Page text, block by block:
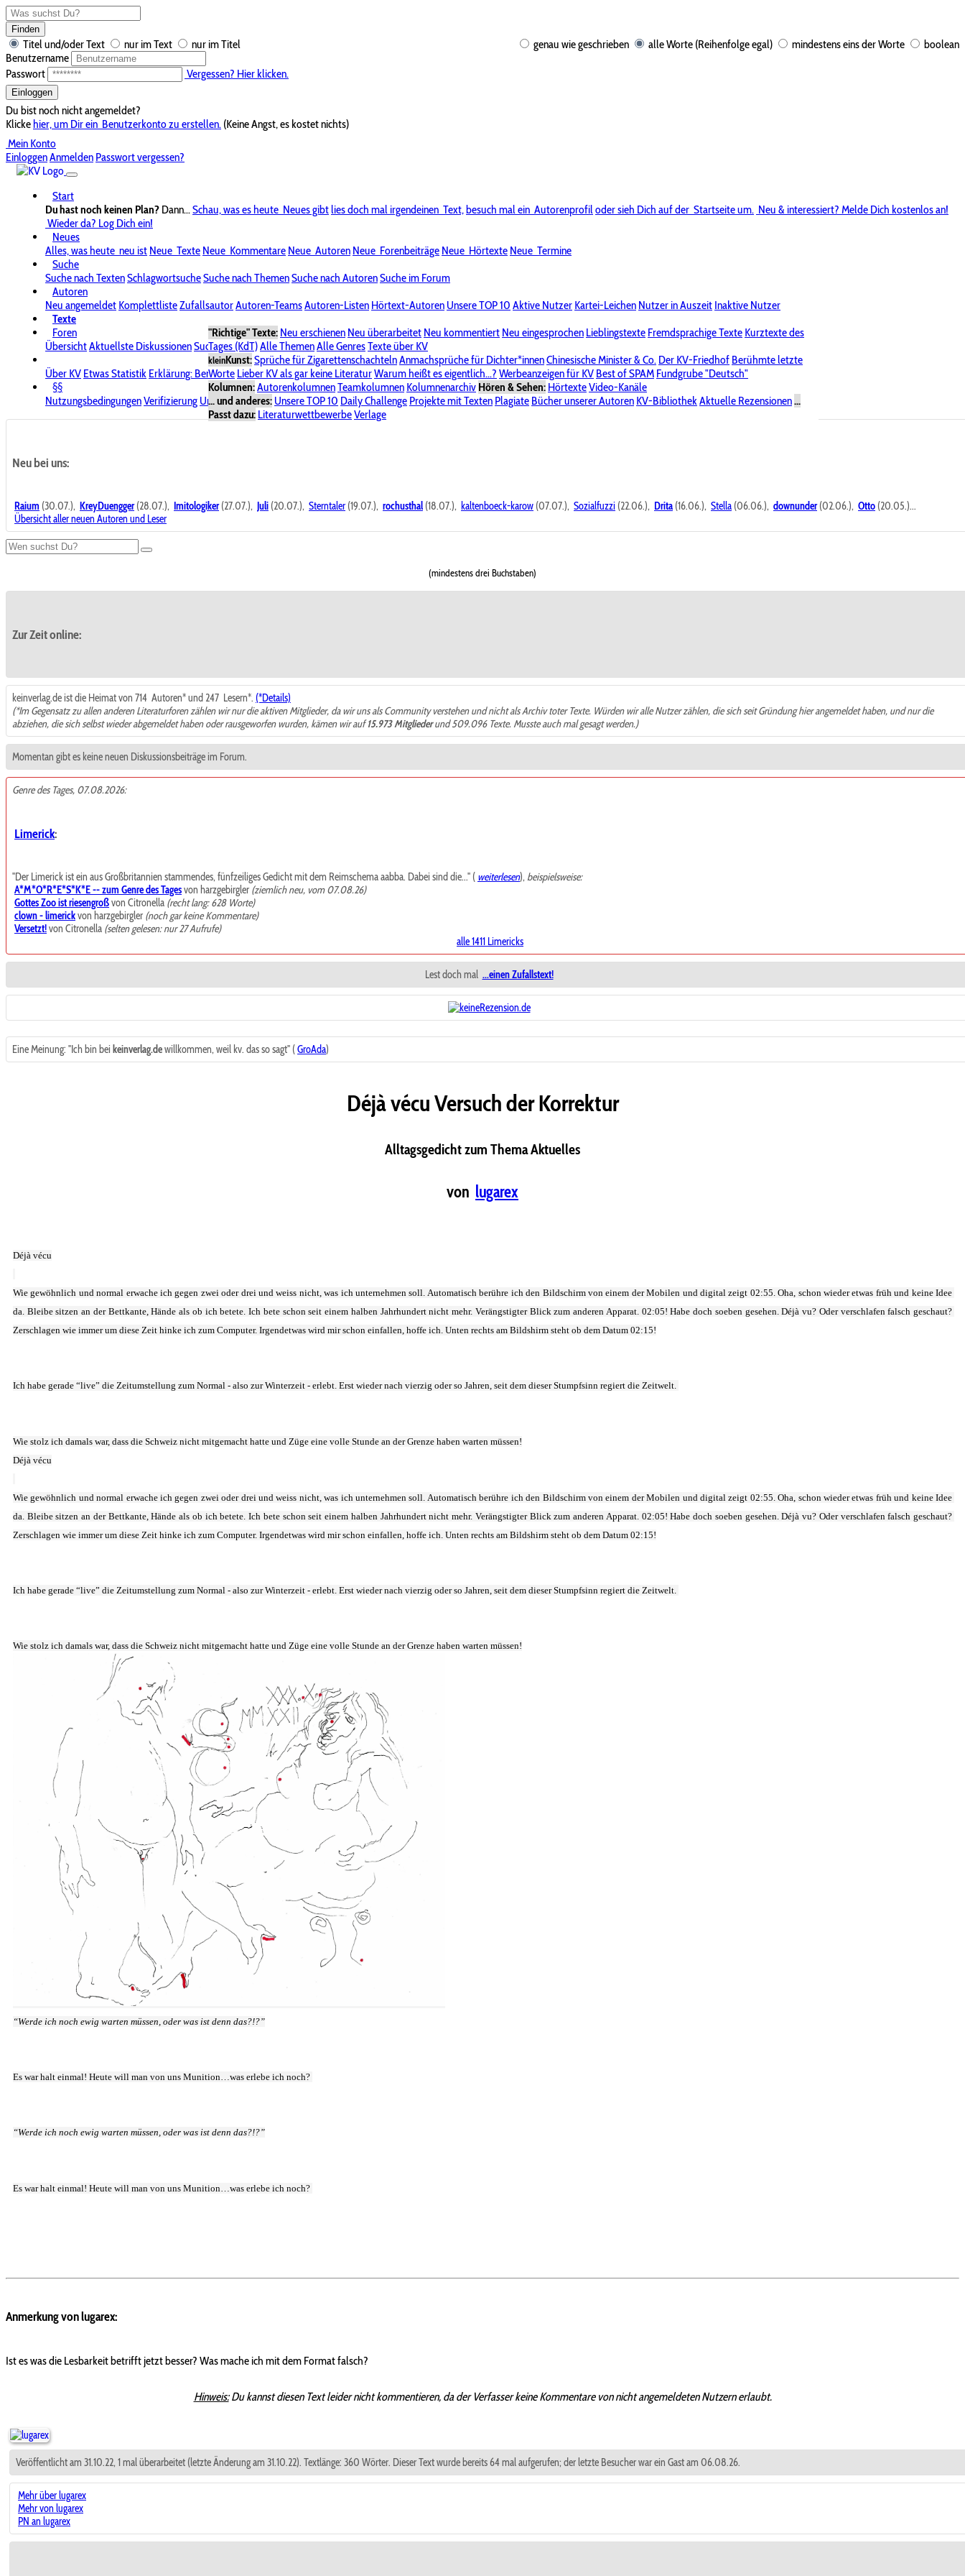
Finden
genau wie geschrieben alle Worte (Reihenfolge egal) mindestens eins der Worte boolean
Titel und/oder Text nur im Text
nur im Titel
Benutzername
Passwort
Vergessen? Hier klicken.
Einloggen
Du bist noch nicht angemeldet?
Klickehier, um Dir ein Benutzerkonto zu erstellen. (Keine Angst, es kostet nichts)
Mein Konto
EinloggenAnmelden Passwort vergessen?
Start
Du hast noch keinen Plan? Dann...Schau, was es heute Neues gibtlies doch mal irgendeinen Text,besuch mal ein Autorenprofiloder sieh Dich auf der Startseite um. Neu & interessiert? Melde Dich kostenlos an!
Wieder da? Log Dich ein!
Neues
Alles, was heute neu ist Neue Texte Neue Kommentare Neue Autoren Neue Forenbeiträge Neue Hörtexte Neue Termine
Suche
Suche nach TextenSchlagwortsucheSuche nach ThemenSuche nach AutorenSuche im Forum
Autoren
Neu angemeldet KomplettlisteZufallsautorAutoren-TeamsAutoren-Listen Hörtext-Autoren Unsere TOP 10 Aktive Nutzer Kartei-Leichen Nutzer in Auszeit Inaktive Nutzer
Texte
"Richtige" Texte: Neu erschienen Neu überarbeitet Neu kommentiert Neu eingesprochen Lieblingstexte Fremdsprachige Texte Kurztexte des
Tages (KdT)Alle ThemenAlle GenresTexte über KV
kleinKunst:Sprüche für ZigarettenschachtelnAnmachsprüche für Dichter*innenChinesische Minister & Co. Der KV-Friedhof Berühmte letzte
Worte Lieber KV als gar keine LiteraturWarum heißt es eigentlich...? Werbeanzeigen für KV Best of SPAM Fundgrube "Deutsch"
Kolumnen:AutorenkolumnenTeamkolumnen Kolumnenarchiv Hören & Sehen: HörtexteVideo-Kanäle
... und anderes: Unsere TOP 10 Daily Challenge Projekte mit Texten Plagiate Bücher unserer Autoren KV-BibliothekAktuelle Rezensionen...
Passt dazu: LiteraturwettbewerbeVerlage
Foren
ÜbersichtAktuellste DiskussionenSuche im ForumBereich "KV-Board"Bereich "Literatur & Schreiberei"
Über KV Etwas Statistik Erklärung: BenutzersymboleSpende für KV Unsere SpenderlisteAlle Wege führen zu KVPasswort vergessen?
§§
NutzungsbedingungenVerifizierung UrheberrechtAvatare & BilderStalkingDatenschutzerklärungImpressum
Neu bei uns:
Raium (30.07.), KreyDuengger(28.07.), Imitologiker(27.07.), Juli (20.07.), Sterntaler (19.07.), rochusthal (18.07.), kaltenboeck-karow (07.07.), Sozialfuzzi (22.06.), Drita (16.06.), Stella (06.06.), downunder(02.06.), Otto (20.05.)...
Übersicht aller neuen Autoren und Leser
(mindestens drei Buchstaben)
Zur Zeit online:
keinverlag.de ist die Heimat von 714 Autoren* und 247 Lesern*. (*Details)
(*Im Gegensatz zu allen anderen Literaturforen zählen wir nur die aktiven Mitglieder, da wir uns als Community verstehen und nicht als Archiv toter Texte. Würden wir alle Nutzer zählen, die sich seit Gründung hier angemeldet haben, und nur die
abziehen, die sich selbst wieder abgemeldet haben oder rausgeworfen wurden, kämen wir auf15.973 Mitgliederund 509.096 Texte. Musste auch mal gesagt werden.)
Momentan gibt es keine neuen Diskussionsbeiträge im Forum.
Genre des Tages, 07.08.2026:
Limerick:
"Der Limerick ist ein aus Großbritannien stammendes, fünfzeiliges Gedicht mit dem Reimschema aabba. Dabei sind die..." ( weiterlesen),beispielsweise:
A*M*O*R*E*S*K*E -- zum Genre des Tagesvon harzgebirgler (ziemlich neu, vom 07.08.26)
Gottes Zoo ist riesengroßvon Citronella (recht lang: 628 Worte)
clown - limerickvon harzgebirgler (noch gar keine Kommentare)
Versetzt!von Citronella (selten gelesen: nur 27 Aufrufe)
alle 1411 Limericks
Lest doch mal ...einen Zufallstext!
Eine Meinung: "Ich bin bei keinverlag.dewillkommen, weil kv. das so sagt" (GroAda)
Déjà vécu Versuch der Korrektur
Alltagsgedicht zum Thema Aktuelles
von lugarex
Déjà vécu
Wie gewöhnlich und normal erwache ich gegen zwei oder drei und weiss nicht, was ich unternehmen soll. Automatisch berühre ich den Bildschirm von einem der Mobilen und digital zeigt 02:55. Oha, schon wieder etwas früh und keine Idee
da. Bleibe sitzen an der Bettkante, Hände als ob ich betete. Ich bete schon seit einem halben Jahrhundert nicht mehr. Verängstigter Blick zum anderen Apparat. 02:05! Habe doch soeben gesehen. Déjà vu? Oder verschlafen falsch geschaut?
Zerschlagen wie immer um diese Zeit hinke ich zum Computer. Irgendetwas wird mir schon einfallen, hoffe ich. Unten rechts am Bildshirm steht ob dem Datum 02:15!
Ich habe gerade “live” die Zeitumstellung zum Normal - also zur Winterzeit - erlebt. Erst wieder nach vierzig oder so Jahren, seit dem dieser Stumpfsinn regiert die Zeitwelt.
Wie stolz ich damals war, dass die Schweiz nicht mitgemacht hatte und Züge eine volle Stunde an der Grenze haben warten müssen!
Déjà vécu
Wie gewöhnlich und normal erwache ich gegen zwei oder drei und weiss nicht, was ich unternehmen soll. Automatisch berühre ich den Bildschirm von einem der Mobilen und digital zeigt 02:55. Oha, schon wieder etwas früh und keine Idee
da. Bleibe sitzen an der Bettkante, Hände als ob ich betete. Ich bete schon seit einem halben Jahrhundert nicht mehr. Verängstigter Blick zum anderen Apparat. 02:05! Habe doch soeben gesehen. Déjà vu? Oder verschlafen falsch geschaut?
Zerschlagen wie immer um diese Zeit hinke ich zum Computer. Irgendetwas wird mir schon einfallen, hoffe ich. Unten rechts am Bildshirm steht ob dem Datum 02:15!
Ich habe gerade “live” die Zeitumstellung zum Normal - also zur Winterzeit - erlebt. Erst wieder nach vierzig oder so Jahren, seit dem dieser Stumpfsinn regiert die Zeitwelt.
Wie stolz ich damals war, dass die Schweiz nicht mitgemacht hatte und Züge eine volle Stunde an der Grenze haben warten müssen!
“Werde ich noch ewig warten müssen, oder was ist denn das?!?”
Es war halt einmal! Heute will man von uns Munition…was erlebe ich noch?
“Werde ich noch ewig warten müssen, oder was ist denn das?!?”
Es war halt einmal! Heute will man von uns Munition…was erlebe ich noch?
Anmerkung von lugarex:
Ist es was die Lesbarkeit betrifft jetzt besser? Was mache ich mit dem Format falsch?
Hinweis:Du kannst diesen Text leider nicht kommentieren, da der Verfasser keine Kommentare von nicht angemeldeten Nutzern erlaubt.
Veröffentlicht am 31.10.22, 1 mal überarbeitet (letzte Änderung am 31.10.22). Textlänge: 360 Wörter. Dieser Text wurde bereits 64 mal aufgerufen; der letzte Besucher war ein Gast am 06.08.26.
Mehr über lugarex
Mehr von lugarex
PN an lugarex